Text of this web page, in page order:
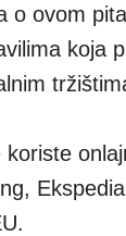
o ovom
koja
koriste